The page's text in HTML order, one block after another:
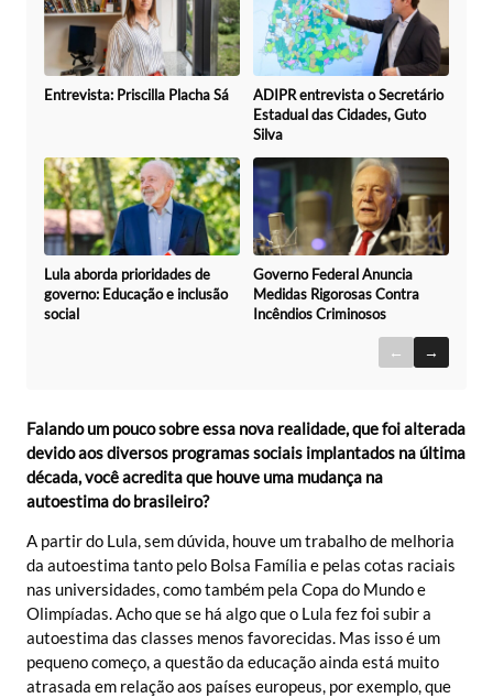
Entrevista: Priscilla Placha Sá
ADIPR entrevista o Secretário
Estadual das Cidades, Guto
Silva
Lula aborda prioridades de
governo: Educação e inclusão
social
Governo Federal Anuncia
Medidas Rigorosas Contra
Incêndios Criminosos
← →
Falando um pouco sobre essa nova realidade, que foi alterada
devido aos diversos programas sociais implantados na última
década, você acredita que houve uma mudança na
autoestima do brasileiro?
A partir do Lula, sem dúvida, houve um trabalho de melhoria
da autoestima tanto pelo Bolsa Família e pelas cotas raciais
nas universidades, como também pela Copa do Mundo e
Olimpíadas. Acho que se há algo que o Lula fez foi subir a
autoestima das classes menos favorecidas. Mas isso é um
pequeno começo, a questão da educação ainda está muito
atrasada em relação aos países europeus, por exemplo, que